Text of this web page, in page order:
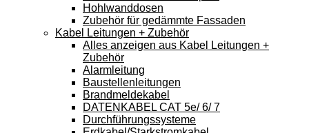
Hohlwanddosen
Zubehör für gedämmte Fassaden
Kabel Leitungen + Zubehör
Alles anzeigen aus Kabel Leitungen +
Zubehör
Alarmleitung
Baustellenleitungen
Brandmeldekabel
DATENKABEL CAT 5e/ 6/ 7
Durchführungssysteme